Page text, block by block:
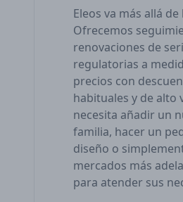
Eleos va más allá
Ofrecemos
renovaciones de
regulatorias a
precios con
habituales y de alto
necesita añadir un
familia, hacer un
diseño o
mercados más
para atender sus